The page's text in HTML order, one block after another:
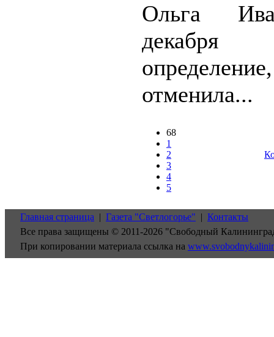
Ольга
декабря
отменила...
68
1
2
3
4
5
Главная страница | Газета "Светлогорье" | Контакты
Все права защищены © 2011-2026 "Свободный
При копировании материала ссылка на